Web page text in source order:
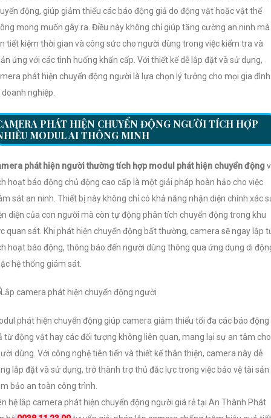
động, giúp giảm thiểu các báo động giả do động vật hoặc vật thể
mong muốn gây ra. Điều này không chỉ giúp tăng cường an ninh mà
tiết kiệm thời gian và công sức cho người dùng trong việc kiểm tra và
ứng với các tình huống khẩn cấp. Với thiết kế dễ lắp đặt và sử dụng,
phát hiện chuyển động người là lựa chọn lý tưởng cho mọi gia đình
doanh nghiệp.
PHÁT HIỆN CHUYỂN ĐỘNG NGƯỜI TÍCH HỢP
MODUL AI THÔNG MINH
phát hiện người thường tích hợp modul phát hiện chuyển động
hoạt báo động chủ động cao cấp là một giải pháp hoàn hảo cho việc
sát an ninh. Thiết bị này không chỉ có khả năng nhận diện chính xác
diện của con người mà còn tự động phân tích chuyển động trong khu
quan sát. Khi phát hiện chuyển động bất thường, camera sẽ ngay lập
hoạt báo động, thông báo đến người dùng thông qua ứng dụng di
hệ thống giám sát.
phát hiện chuyển động giúp camera giảm thiểu tối đa các báo động
từ động vật hay các đối tượng không liên quan, mang lại sự an tâm cho
dùng. Với công nghệ tiên tiến và thiết kế thân thiện, camera này dễ
lắp đặt và sử dụng, trở thành trợ thủ đắc lực trong việc bảo vệ tài sản
bảo an toàn công trình.
hệ lắp camera phát hiện chuyển động người giá rẻ tại An Thành Phát